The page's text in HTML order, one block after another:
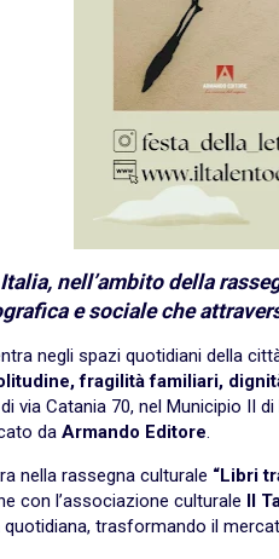
nell’ambito della
e sociale che
negli spazi quotidiani della
fragilità familiari,
di via Catania 70, nel Municipio II
da Armando Editore.
nella rassegna culturale “Libri
con l’associazione culturale Il
quotidiana, trasformando il